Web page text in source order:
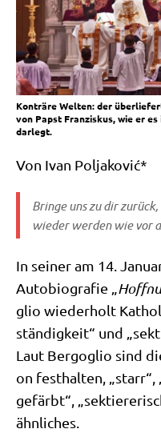
Konträre Welten: der
von Papst Franziskus, wie er
darlegt.
Von Ivan Poljaković*
Brin­ge uns zu dir
wie­der wer­den wie vor
In sei­ner am 14.
Auto­bio­gra­fie „
glio wie­der­holt
stän­dig­keit“ und
Laut Berg­o­glio sind
on fest­hal­ten, „starr“,
gefärbt“,
ähnliches.